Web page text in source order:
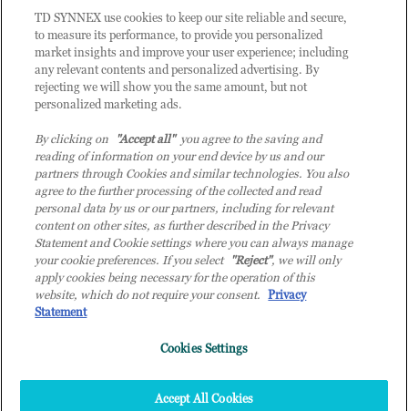
CATEGORIE
Categorie
© 2026 TD SYNNEX Italy S.r.l. - Sede legale: via Luigi Russolo 9, 20138
Milano (MI) - Numero di iscrizione al Registro delle Imprese di Milano e
Codice Fiscale: 07092780159 - P.IVA: 07092780159 - Eur 12.569.000,00 i.v -
TD SYNNEX e TD SYNNEX logo sono marchi registrati di TD SYNNEX
Corporation negli Stati Uniti e in altri Paesi. Società a socio unico soggetta
all’attività di direzione e coordinamento della controllante TD SYNNEX
Top
TD SYNNEX use cookies to keep our site reliable and secure,
to measure its performance, to provide you personalized
market insights and improve your user experience; including
any relevant contents and personalized advertising. By
rejecting we will show you the same amount, but not
personalized marketing ads.
By clicking on "Accept all"you agree to the saving and
reading of information on your end device by us and our
partners through Cookies and similar technologies. You also
agree to the further processing of the collected and read
personal data by us or our partners, including for relevant
content on other sites, as further described in the Privacy
Statement and Cookie settings where you can always manage
your cookie preferences. If you select "Reject", we will only
apply cookies being necessary for the operation of this
website, which do not require your consent. Privacy
Statement
Cookies Settings
Accept All Cookies